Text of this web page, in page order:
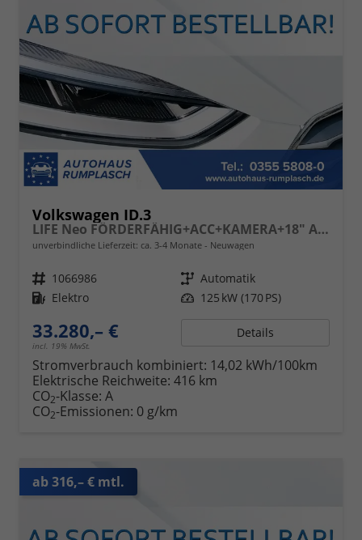
Volkswagen ID.3
LIFE Neo FÖRDERFÄHIG+ACC+KAMERA+18" ALU+APP-CONNECT+KLIMA+LED+LIGHT ASSIST
unverbindliche Lieferzeit: ca. 3-4 Monate Neuwagen
Fahrzeugnr. 1066986 Getriebe Automatik
Kraftstoff Elektro Leistung 125 kW (170 PS)
33.280,– €
incl. 19% MwSt.
Details
Stromverbrauch kombiniert: 14,02 kWh/100km
Elektrische Reichweite: 416 km
CO2-Klasse: A
CO2-Emissionen: 0 g/km
ab 316,– € mtl.